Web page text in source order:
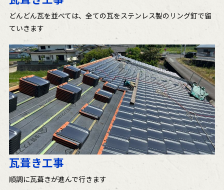
どんどん瓦を並べては、全ての瓦をステンレス製のリング釘で留
ていきます
瓦葺き工事
順調に瓦葺きが進んで行きます